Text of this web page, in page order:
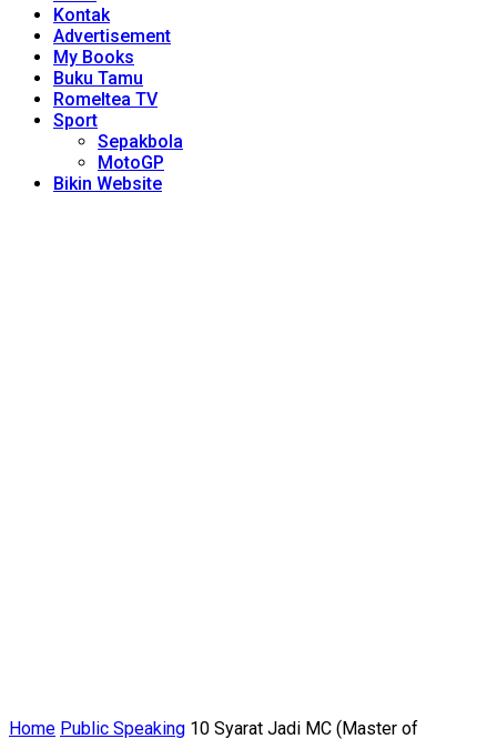
Kontak
Advertisement
My Books
Buku Tamu
Romeltea TV
Sport
Sepakbola
MotoGP
Bikin Website
Home Public Speaking 10 Syarat Jadi MC (Master of